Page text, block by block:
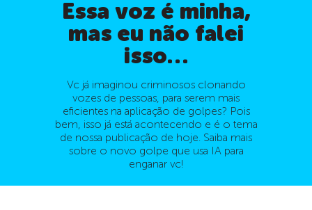
Essa voz é minha,
mas eu não falei
isso…
Vc já imaginou criminosos clonando
vozes de pessoas, para serem mais
eficientes na aplicação de golpes? Pois
bem, isso já está acontecendo e é o tema
de nossa publicação de hoje. Saiba mais
sobre o novo golpe que usa IA para
enganar vc!